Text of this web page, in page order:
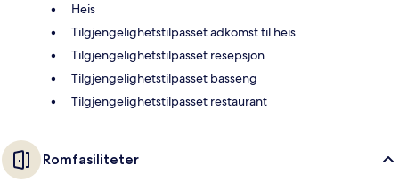
Heis
Tilgjengelighetstilpasset adkomst til heis
Tilgjengelighetstilpasset resepsjon
Tilgjengelighetstilpasset basseng
Tilgjengelighetstilpasset restaurant
Romfasiliteter